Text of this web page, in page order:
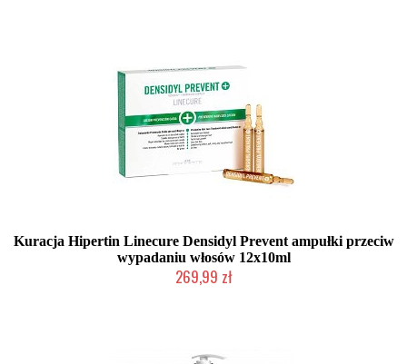
Kuracja Hipertin Linecure Densidyl Prevent ampułki przeciw
wypadaniu włosów 12x10ml
269,99 zł